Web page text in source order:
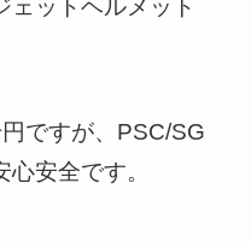
ェットヘルメット
ですが、PSC/SG
安全です。